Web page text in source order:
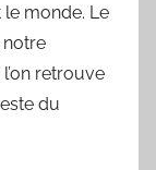
le monde. Le
notre
retrouve
du